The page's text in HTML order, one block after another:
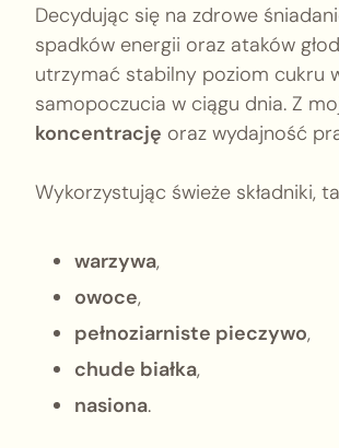
Decydując się na zdrowe
spadków energii oraz ataków
utrzymać stabilny poziom cukru
samopoczucia w ciągu dnia. Z
koncentrację oraz wydajność
Wykorzystując świeże składniki,
warzywa,
owoce,
pełnoziarniste pieczywo,
chude białka,
nasiona.